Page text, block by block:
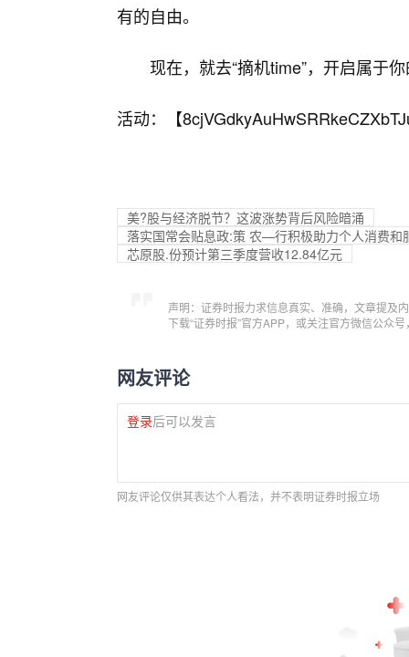
有的自由。
现在，就去“摘机time”，开启属于
活动：【
美?股与经济脱节？这波涨势背后风险暗涌
落实国常会贴息政:策 农—行积极助力个人消费和
芯原股.份预计第三季度营收12.84亿元
声明：证券时报力求信息真实、准确，文章提及
下载“证券时报”官方APP，或关注官方微信公众
网友评论
登录后可以发言
网友评论仅供其表达个人看法，并不表明证券时报立场